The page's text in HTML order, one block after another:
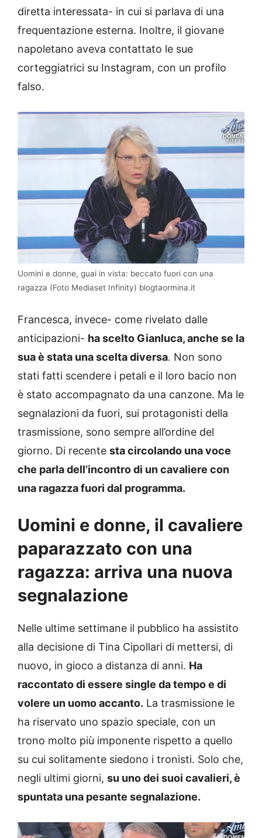
diretta interessata- in cui si parlava di una
frequentazione esterna. Inoltre, il giovane
napoletano aveva contattato le sue
corteggiatrici su Instagram, con un profilo
falso.
Uomini e donne, guai in vista: beccato fuori con una
ragazza (Foto Mediaset Infinity) blogtaormina.it
Francesca, invece- come rivelato dalle
anticipazioni- ha scelto Gianluca, anche se la
sua è stata una scelta diversa. Non sono
stati fatti scendere i petali e il loro bacio non
è stato accompagnato da una canzone. Ma le
segnalazioni da fuori, sui protagonisti della
trasmissione, sono sempre all’ordine del
giorno. Di recente sta circolando una voce
che parla dell’incontro di un cavaliere con
una ragazza fuori dal programma.
Uomini e donne, il cavaliere
paparazzato con una
ragazza: arriva una nuova
segnalazione
Nelle ultime settimane il pubblico ha assistito
alla decisione di Tina Cipollari di mettersi, di
nuovo, in gioco a distanza di anni. Ha
raccontato di essere single da tempo e di
volere un uomo accanto. La trasmissione le
ha riservato uno spazio speciale, con un
trono molto più imponente rispetto a quello
su cui solitamente siedono i tronisti. Solo che,
negli ultimi giorni, su uno dei suoi cavalieri, è
spuntata una pesante segnalazione.